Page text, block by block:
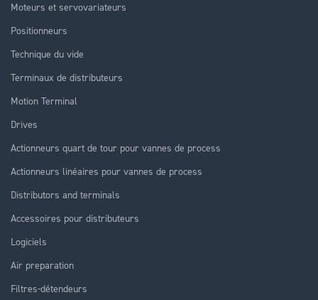
Moteurs et servovariateurs
Positionneurs
Technique du vide
Terminaux de distributeurs
Motion Terminal
Drives
Actionneurs quart de tour pour vannes de process
Actionneurs linéaires pour vannes de process
Distributors and terminals
Accessoires pour distributeurs
Logiciels
Air preparation
Filtres-détendeurs